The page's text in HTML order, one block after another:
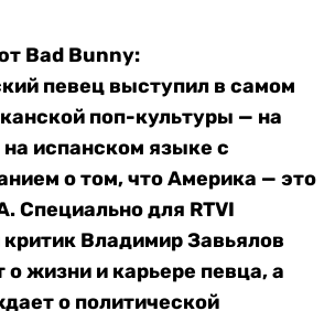
Bad Bunny:
певец выступил в самом
поп-культуры — на
испанском языке с
о том, что Америка — это
Специально для RTVI
Владимир Завьялов
о жизни и карьере певца, а
о политической